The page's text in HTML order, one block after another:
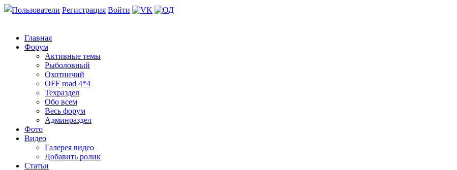
Пользователи Регистрация Войти
Главная
Форум
Активные темы
Рыболовный
Охотничий
OFF road 4*4
Техраздел
Обо всем
Весь форум
Админраздел
Фото
Видео
Галерея видео
Добавить ролик
Статьи